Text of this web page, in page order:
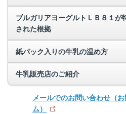
ブルガリアヨーグルトＬＢ８１が
された根拠
紙パック入りの牛乳の温め方
牛乳販売店のご紹介
メールでのお問い合わせ （
ム）